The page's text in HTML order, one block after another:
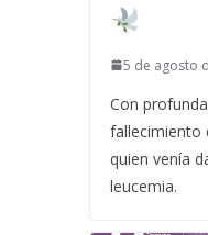
5 de agosto
Con
fallecimiento
quien venía
leucemia.